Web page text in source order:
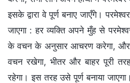
इसके द्वारा वे पूर्ण बनाए जाएँगे।
जाएगा : हर व्यक्ति अपने मुँह से
के वचन के अनुसार आचरण करेगा, और
वचन रखेगा, भीतर और बाहर पूरी
रहेगा। इस तरह उसे पूर्ण बनाया